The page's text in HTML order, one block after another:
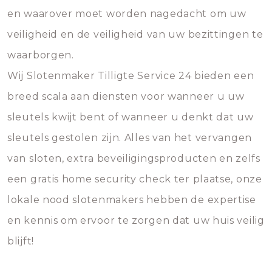
en waarover moet worden nagedacht om uw
veiligheid en de veiligheid van uw bezittingen te
waarborgen.
Wij Slotenmaker Tilligte Service 24 bieden een
breed scala aan diensten voor wanneer u uw
sleutels kwijt bent of wanneer u denkt dat uw
sleutels gestolen zijn. Alles van het vervangen
van sloten, extra beveiligingsproducten en zelfs
een gratis home security check ter plaatse, onze
lokale nood slotenmakers hebben de expertise
en kennis om ervoor te zorgen dat uw huis veilig
blijft!